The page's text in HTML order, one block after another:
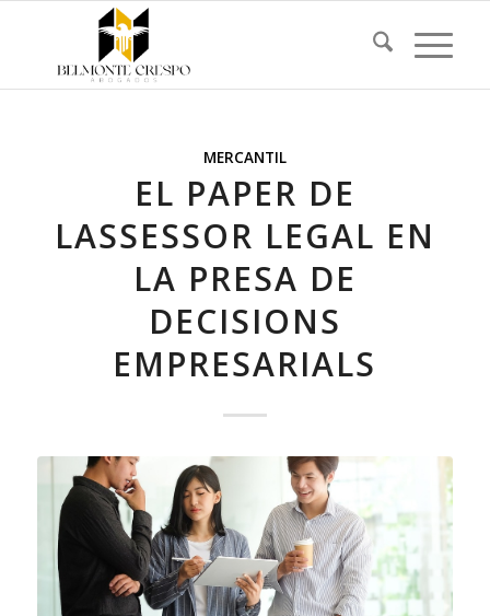
MERCANTIL
EL PAPER DE
LASSESSOR LEGAL EN
LA PRESA DE
DECISIONS
EMPRESARIALS